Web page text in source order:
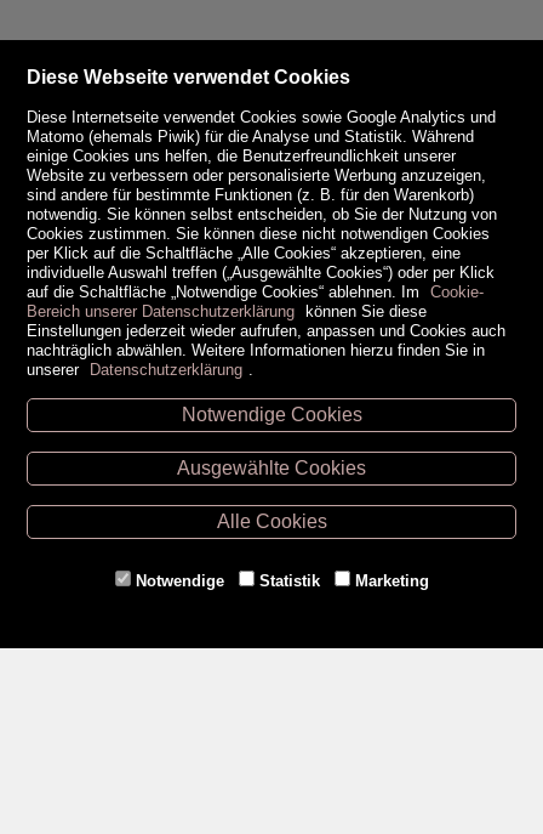
Unsere Öffnungszeiten
Retz -02942/20433
Hollabrunn -02952/30057
Eggenburg -02984/3836
Gmünd -
Diese Webseite verwendet Cookies
Diese Internetseite verwendet Cookies sowie Google Analytics und
Matomo (ehemals Piwik) für die Analyse und Statistik. Während
einige Cookies uns helfen, die Benutzerfreundlichkeit unserer
Website zu verbessern oder personalisierte Werbung anzuzeigen,
sind andere für bestimmte Funktionen (z. B. für den Warenkorb)
notwendig. Sie können selbst entscheiden, ob Sie der Nutzung von
Cookies zustimmen. Sie können diese nicht notwendigen Cookies
per Klick auf die Schaltfläche „Alle Cookies“ akzeptieren, eine
individuelle Auswahl treffen („Ausgewählte Cookies“) oder per Klick
auf die Schaltfläche „Notwendige Cookies“ ablehnen. Im
Cookie-
Bereich unserer Datenschutzerklärung können Sie diese
Einstellungen jederzeit wieder aufrufen, anpassen und Cookies auch
nachträglich abwählen. Weitere Informationen hierzu finden Sie in
unserer Datenschutzerklärung
Notwendige Cookies
Ausgewählte Cookies
Alle Cookies
Notwendige Statistik Marketing